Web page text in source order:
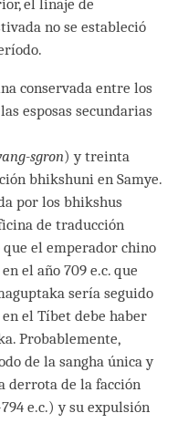
el linaje de
no se estableció
conservada entre los
esposas secundarias
sgron) y treinta
bhikshuni en Samye.
por los bhikshus
de traducción
que el emperador chino
el año 709 e.c. que
sería seguido
el Tíbet debe haber
Probablemente,
de la sangha única y
derrota de la facción
e.c.) y su expulsión